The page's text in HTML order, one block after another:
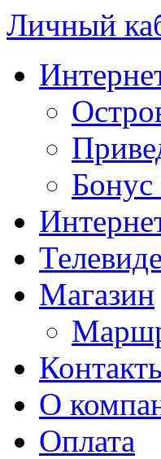
Личный
Магазин
О
Оплата